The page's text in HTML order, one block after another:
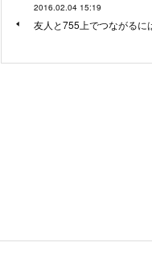
2016.02.04 15:19
友人と755上でつながるに